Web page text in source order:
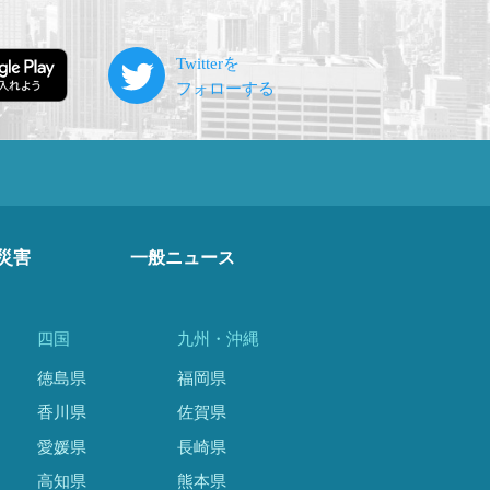
害 一般ニュース
四国
徳島県
香川県
愛媛県
高知県
九州・沖縄
福岡県
佐賀県
長崎県
熊本県